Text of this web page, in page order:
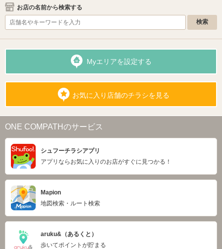
お店の名前から検索する
Myエリアを設定する
お気に入り店舗のチラシを見る
ONE COMPATHのサービス
シュフーチラシアプリ
アプリならお気に入りのお店がすぐに見つかる！
Mapion
地図検索・ルート検索
aruku&（あるくと）
歩いてポイントが貯まる